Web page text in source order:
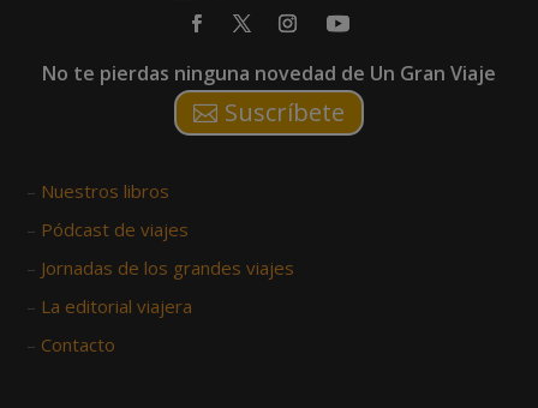
No te pierdas ninguna novedad de Un Gran Viaje
Suscríbete
– Nuestros libros
– Pódcast de viajes
– Jornadas de los grandes viajes
– La editorial viajera
– Contacto